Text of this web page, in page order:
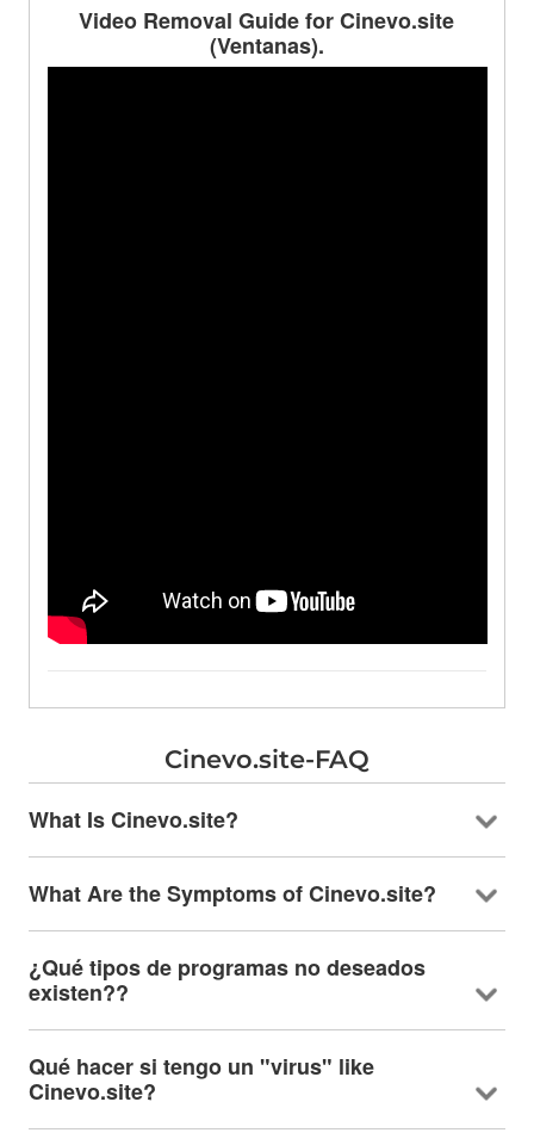
Video Removal Guide for Cinevo.site
(Ventanas).
Cinevo.site-FAQ
What Is Cinevo.site?
What Are the Symptoms of Cinevo.site?
¿Qué tipos de programas no deseados
existen??
Qué hacer si tengo un "virus" like
Cinevo.site?